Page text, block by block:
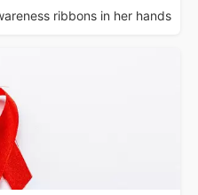
ribbons in her hands